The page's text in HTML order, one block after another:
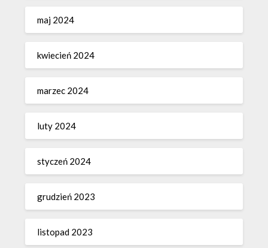
maj 2024
kwiecień 2024
marzec 2024
luty 2024
styczeń 2024
grudzień 2023
listopad 2023